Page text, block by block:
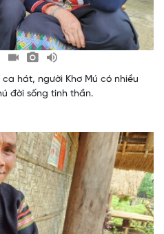
ca hát, người Khơ Mú có nhiều
đời sống tinh thần.